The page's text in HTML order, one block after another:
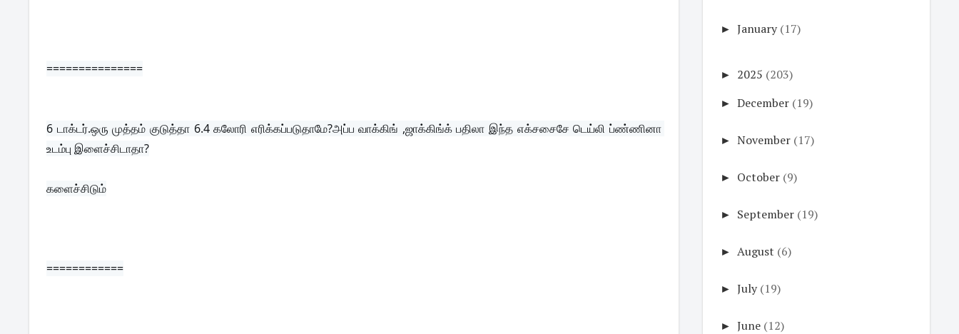
===============
6 டாக்டர்.ஒரு முத்தம் குடுத்தா 6.4 கலோரி எரிக்கப்படுதாமே?அப்ப வாக்கிங் ,ஜாக்கிங்க் பதிலா இந்த எக்சசைசே டெய்லி ப்ண்ணினா
உடம்பு இளைச்சிடாதா?
களைச்சிடும்
============
► January (17)
► 2025 (203)
► December (19)
► November (17)
► October (9)
► September (19)
► August (6)
► July (19)
► June (12)